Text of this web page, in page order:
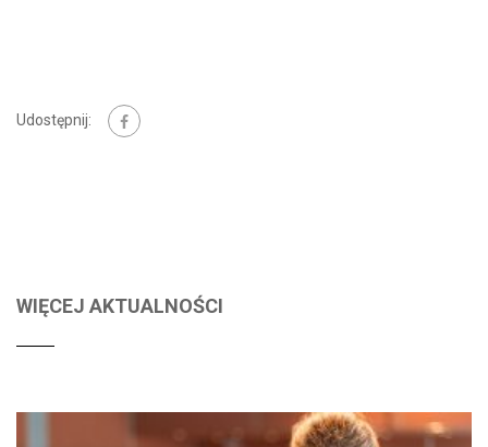
Udostępnij:
WIĘCEJ AKTUALNOŚCI